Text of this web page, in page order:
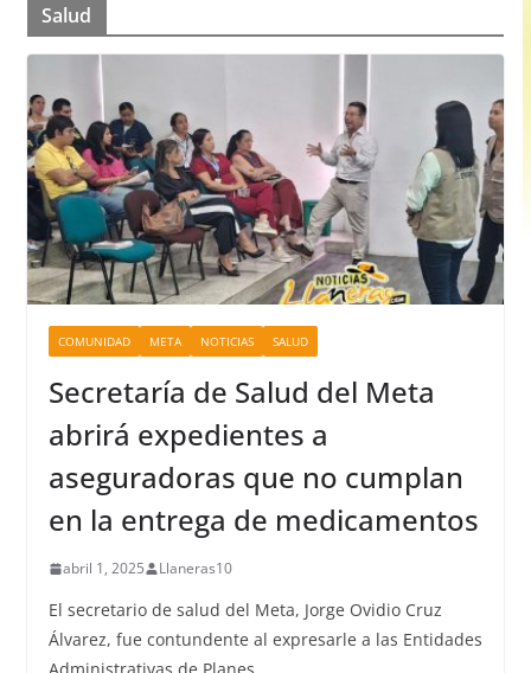
Salud
COMUNIDAD META NOTICIAS SALUD
Secretaría de Salud del Meta
abrirá expedientes a
aseguradoras que no cumplan
en la entrega de medicamentos
abril 1, 2025 Llaneras10
El secretario de salud del Meta, Jorge Ovidio Cruz
Álvarez, fue contundente al expresarle a las Entidades